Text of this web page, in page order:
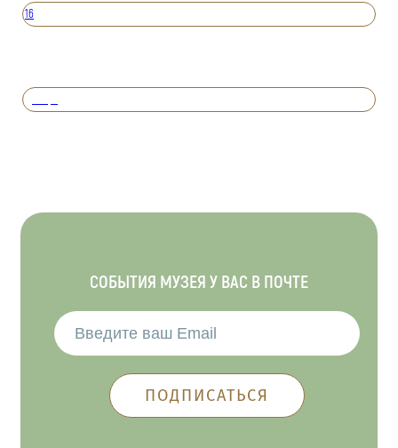
16
СОБЫТИЯ МУЗЕЯ У ВАС В ПОЧТЕ